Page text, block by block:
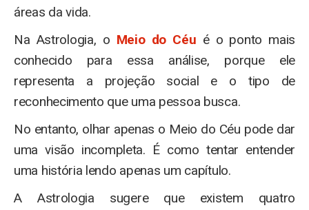
áreas da vida.
Na Astrologia, o Meio do Céu é o ponto mais
conhecido para essa análise, porque ele
representa a projeção social e o tipo de
reconhecimento que uma pessoa busca.
No entanto, olhar apenas o Meio do Céu pode dar
uma visão incompleta. É como tentar entender
uma história lendo apenas um capítulo.
A Astrologia sugere que existem quatro